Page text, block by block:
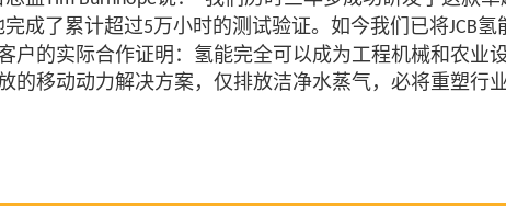
完成了累计超过5万小时的测试验证。如今我们已将JCB氢
户的实际合作证明：氢能完全可以成为工程机械和农业
移动动力解决方案，仅排放洁净水蒸气，必将重塑行